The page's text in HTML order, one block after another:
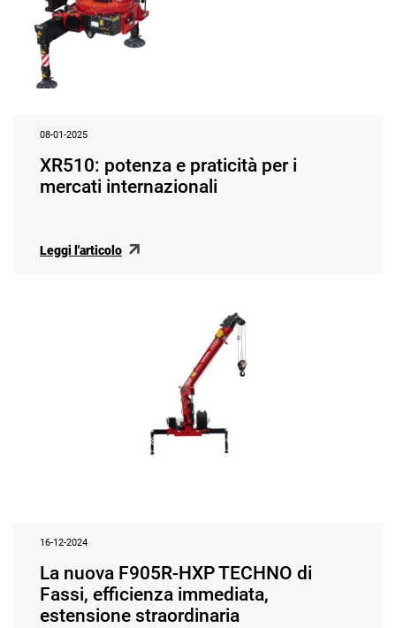
08-01-2025
XR510: potenza e praticità per i
mercati internazionali
Leggi l'articolo
16-12-2024
La nuova F905R-HXP TECHNO di
Fassi, efficienza immediata,
estensione straordinaria